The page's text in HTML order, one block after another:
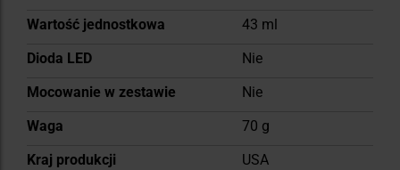
Wartość jednostkowa
43 ml
Dioda LED
Nie
Mocowanie w zestawie
Nie
Waga
70 g
Kraj produkcji
USA